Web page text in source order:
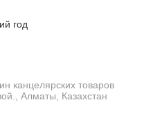
год
канцелярских товаров
Алматы, Казахстан